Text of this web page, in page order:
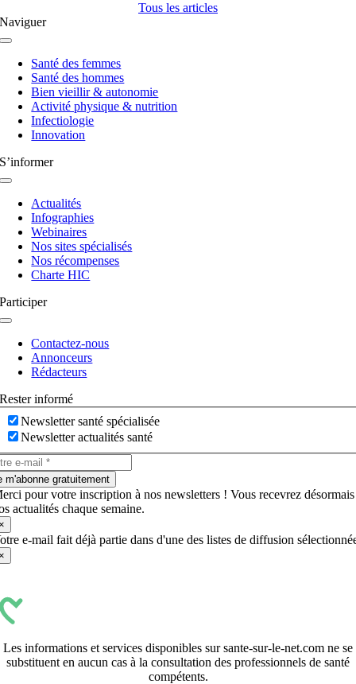
Tous les articles
Naviguer
Navigation
basculeSanté des femmes
Santé des hommes
Bien vieillir & autonomie
Activité physique & nutrition
Infectiologie
Innovation
S’informer
Navigation
basculeActualités
Infographies
Webinaires
Nos sites spécialisés
Nos récompenses
Charte HIC
Participer
Navigation
basculeContactez-nous
Annonceurs
Rédacteurs
Rester informé
Newsletter santé spécialisée
Newsletter actualités santé
m'abonne gratuitement
pour votre inscription à nos newsletters ! Vous recevrez désormais
actualités chaque semaine.
e-mail fait déjà partie dans d'une des listes de diffusion
Les informations et services disponibles sur sante-sur-le-net.com ne se
substituent en aucun cas à la consultation des professionnels de santé
compétents.